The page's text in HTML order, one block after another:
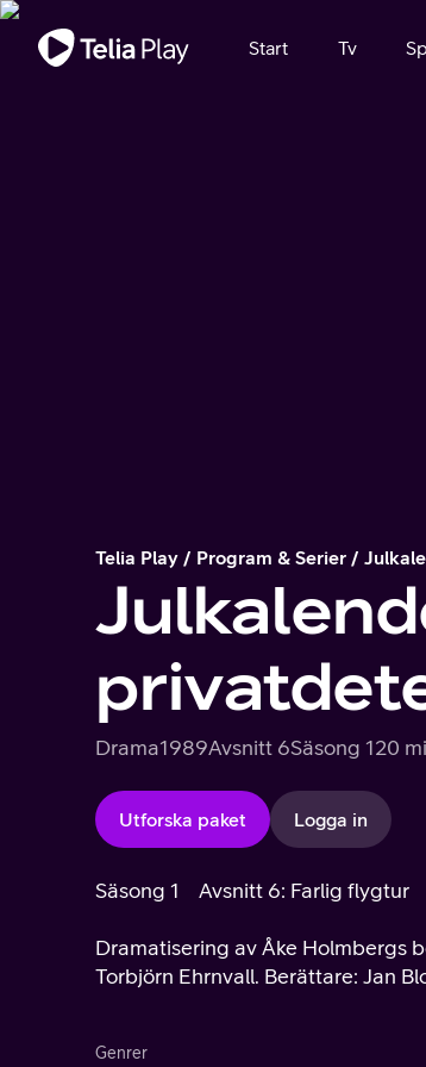
Viktigt meddelande
Start Tv
Telia Play Program & Serier
Drama1989Avsnitt 6Säsong 120
Utforska paket Logga in
Säsong 1 Avsnitt 6: Farlig flygtur
Dramatisering av Åke Holmbergs
Torbjörn Ehrnvall. Berättare: Jan
Genrer